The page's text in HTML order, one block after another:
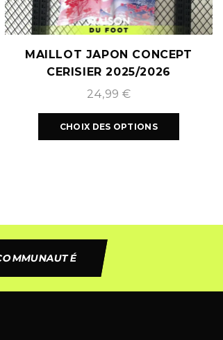
MAILLOT JAPON CONCEPT
CERISIER 2025/2026
24,99 €
CHOIX DES OPTIONS